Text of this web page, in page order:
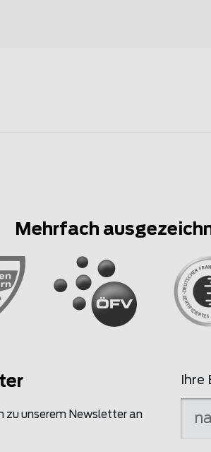
Mehrfach
zu unserem Newsletter an
Ihre